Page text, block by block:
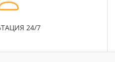
24/7